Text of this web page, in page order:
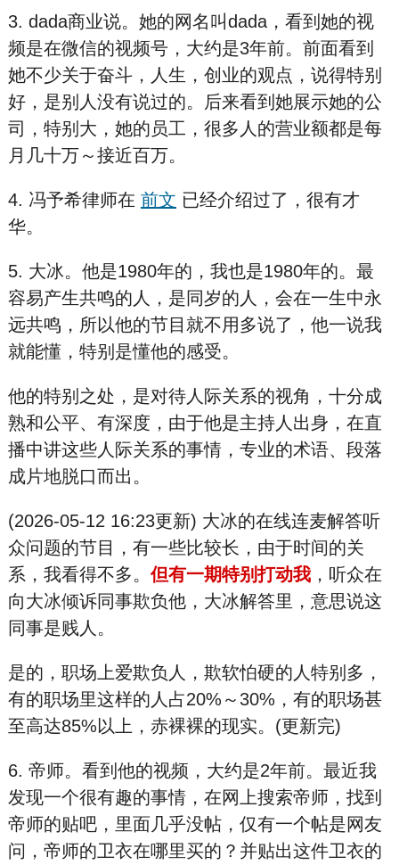
3. dada商业说。她的网名叫dada，看到她的视
频是在微信的视频号，大约是3年前。前面看到
她不少关于奋斗，人生，创业的观点，说得特别
好，是别人没有说过的。后来看到她展示她的公
司，特别大，她的员工，很多人的营业额都是每
月几十万～接近百万。
4. 冯予希律师在 前文 已经介绍过了，很有才
华。
5. 大冰。他是1980年的，我也是1980年的。最
容易产生共鸣的人，是同岁的人，会在一生中永
远共鸣，所以他的节目就不用多说了，他一说我
就能懂，特别是懂他的感受。
他的特别之处，是对待人际关系的视角，十分成
熟和公平、有深度，由于他是主持人出身，在直
播中讲这些人际关系的事情，专业的术语、段落
成片地脱口而出。
(2026-05-12 16:23更新) 大冰的在线连麦解答听
众问题的节目，有一些比较长，由于时间的关
系，我看得不多。但有一期特别打动我，听众在
向大冰倾诉同事欺负他，大冰解答里，意思说这
同事是贱人。
是的，职场上爱欺负人，欺软怕硬的人特别多，
有的职场里这样的人占20%～30%，有的职场甚
至高达85%以上，赤裸裸的现实。(更新完)
6. 帝师。看到他的视频，大约是2年前。最近我
发现一个很有趣的事情，在网上搜索帝师，找到
帝师的贴吧，里面几乎没帖，仅有一个帖是网友
问，帝师的卫衣在哪里买的？并贴出这件卫衣的